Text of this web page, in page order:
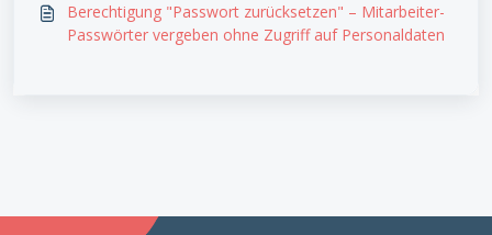
Berechtigung "Passwort zurücksetzen" – Mitarbeiter-
Passwörter vergeben ohne Zugriff auf Personaldaten